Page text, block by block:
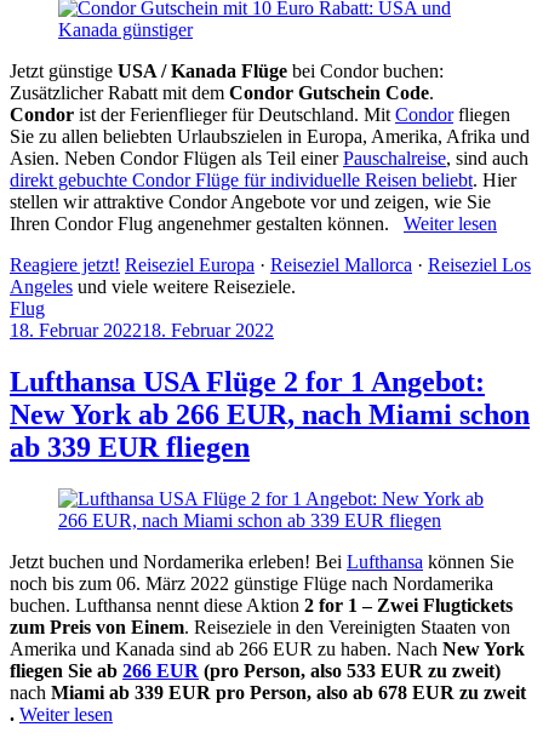
Jetzt günstige USA / Kanada Flüge bei Condor buchen:
Zusätzlicher Rabatt mit dem Condor Gutschein Code.
Condor ist der Ferienflieger für Deutschland. Mit Condorfliegen
Sie zu allen beliebten Urlaubszielen in Europa, Amerika, Afrika und
Asien. Neben Condor Flügen als Teil einerPauschalreise, sind auch
direkt gebuchte Condor Flüge für individuelle Reisen beliebt. Hier
stellen wir attraktive Condor Angebote vor und zeigen, wie Sie
Ihren Condor Flug angenehmer gestalten können. Weiter lesen
Reagiere jetzt! Reiseziel Europa · Reiseziel Mallorca · Reiseziel Los
Angeles und viele weitere Reiseziele.
Flug
18. Februar 202218. Februar 2022
Allan
Lufthansa USA Flüge 2 for 1 Angebot:
New York ab 266 EUR, nach Miami schon
ab 339 EUR fliegen
Jetzt buchen und Nordamerika erleben! Bei Lufthansa können Sie
noch bis zum 06. März 2022 günstige Flüge nach Nordamerika
buchen. Lufthansa nennt diese Aktion 2 for 1 – Zwei Flugtickets
zum Preis von Einem. Reiseziele in den Vereinigten Staaten von
Amerika und Kanada sind ab 266 EUR zu haben. Nach New York
fliegen Sie ab 266 EUR (pro Person, also 533 EUR zu zweit)
nach Miami ab 339 EUR pro Person, also ab 678 EUR zu zweit
. Weiter lesen